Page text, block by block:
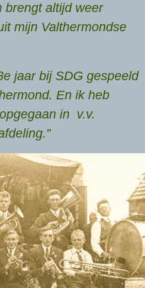
brengt altijd weer
mijn Valthermondse
jaar bij SDG gespeeld
En ik heb
in v.v.